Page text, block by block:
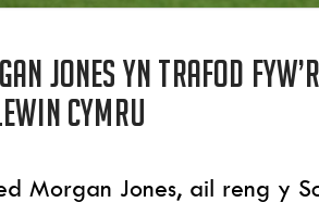
Jones yn trafod
Cymru
Morgan Jones, ail reng y